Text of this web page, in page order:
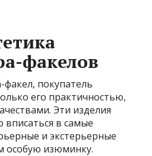
факелов
покупатель
его практичностью,
Эти изделия
вписаться в самые
и экстерьерные
особую изюминку.